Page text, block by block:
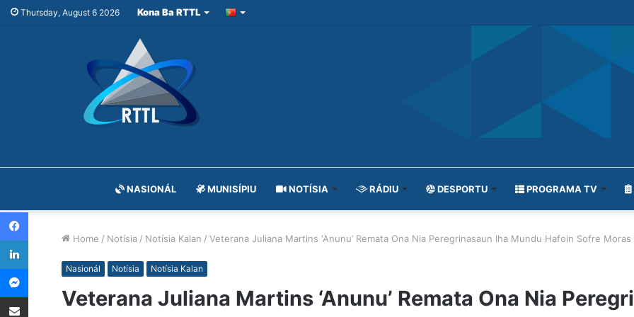
Thursday, August 6 2026 Kona Ba RTTL
NASIONÁL MUNISÍPIU NOTÍSIA RÁDIU DESPORTU PROGRAMA TV
Home / Notísia / Notísia Kalan / Veterana Juliana Martins ‘Anunu’ Remata Ona Nia Peregrinasaun Iha Mundu Hafoin Sofre Moras
Nasionál Notísia Notísia Kalan
Veterana Juliana Martins ‘Anunu’ Remata Ona Nia
Facebook
LinkedIn
Messenger